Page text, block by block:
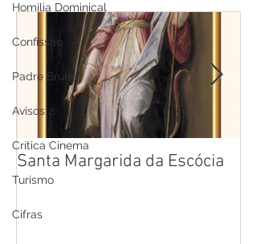
Homilia Dominical
Confissão
Padre Bruno
Avisos 2
Crítica Cinema
Turismo
Cifras
Santa Margarida da Escócia